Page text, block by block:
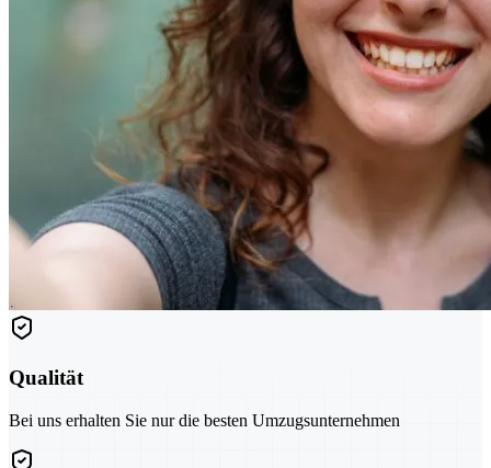
Qualität
Bei uns erhalten Sie nur die besten Umzugsunternehmen